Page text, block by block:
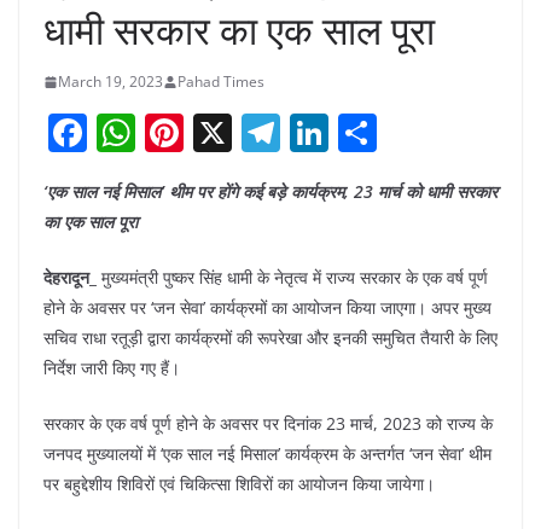
धामी सरकार का एक साल पूरा
March 19, 2023 Pahad Times
F
c
b
o
o
k
W
h
at
A
p
p
Pi
nt
er
st
X T
el
e
a
m
Li
k
dI
n
h
ar
‘एक साल नई मिसाल’ थीम पर होंगे कई बड़े कार्यक्रम, 23 मार्च को धामी सरकार
का एक साल पूरा
देहरादून_ मुख्यमंत्री पुष्कर सिंह धामी के नेतृत्व में राज्य सरकार के एक वर्ष पूर्ण
होने के अवसर पर ‘जन सेवा’ कार्यक्रमों का आयोजन किया जाएगा। अपर मुख्य
सचिव राधा रतूड़ी द्वारा कार्यक्रमों की रूपरेखा और इनकी समुचित तैयारी के लिए
निर्देश जारी किए गए हैं।
सरकार के एक वर्ष पूर्ण होने के अवसर पर दिनांक 23 मार्च, 2023 को राज्य के
जनपद मुख्यालयों में ‘एक साल नई मिसाल’ कार्यक्रम के अन्तर्गत ‘जन सेवा’ थीम
पर बहुद्देशीय शिविरों एवं चिकित्सा शिविरों का आयोजन किया जायेगा।